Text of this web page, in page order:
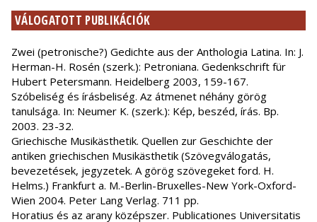
VÁLOGATOTT PUBLIKÁCIÓK
Zwei (petronische?) Gedichte aus der Anthologia Latina. In: J.
Herman-H. Rosén (szerk.): Petroniana. Gedenkschrift für
Hubert Petersmann. Heidelberg 2003, 159-167.
Szóbeliség és írásbeliség. Az átmenet néhány görög
tanulsága. In: Neumer K. (szerk.): Kép, beszéd, írás. Bp.
2003. 23-32.
Griechische Musikästhetik. Quellen zur Geschichte der
antiken griechischen Musikästhetik (Szövegválogatás,
bevezetések, jegyzetek. A görög szövegeket ford. H.
Helms.) Frankfurt a. M.-Berlin-Bruxelles-New York-Oxford-
Wien 2004. Peter Lang Verlag. 711 pp.
Horatius és az arany középszer. Publicationes Universitatis